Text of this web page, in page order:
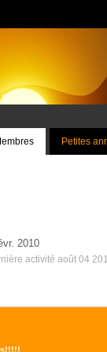
Petites
2010
activité août 04